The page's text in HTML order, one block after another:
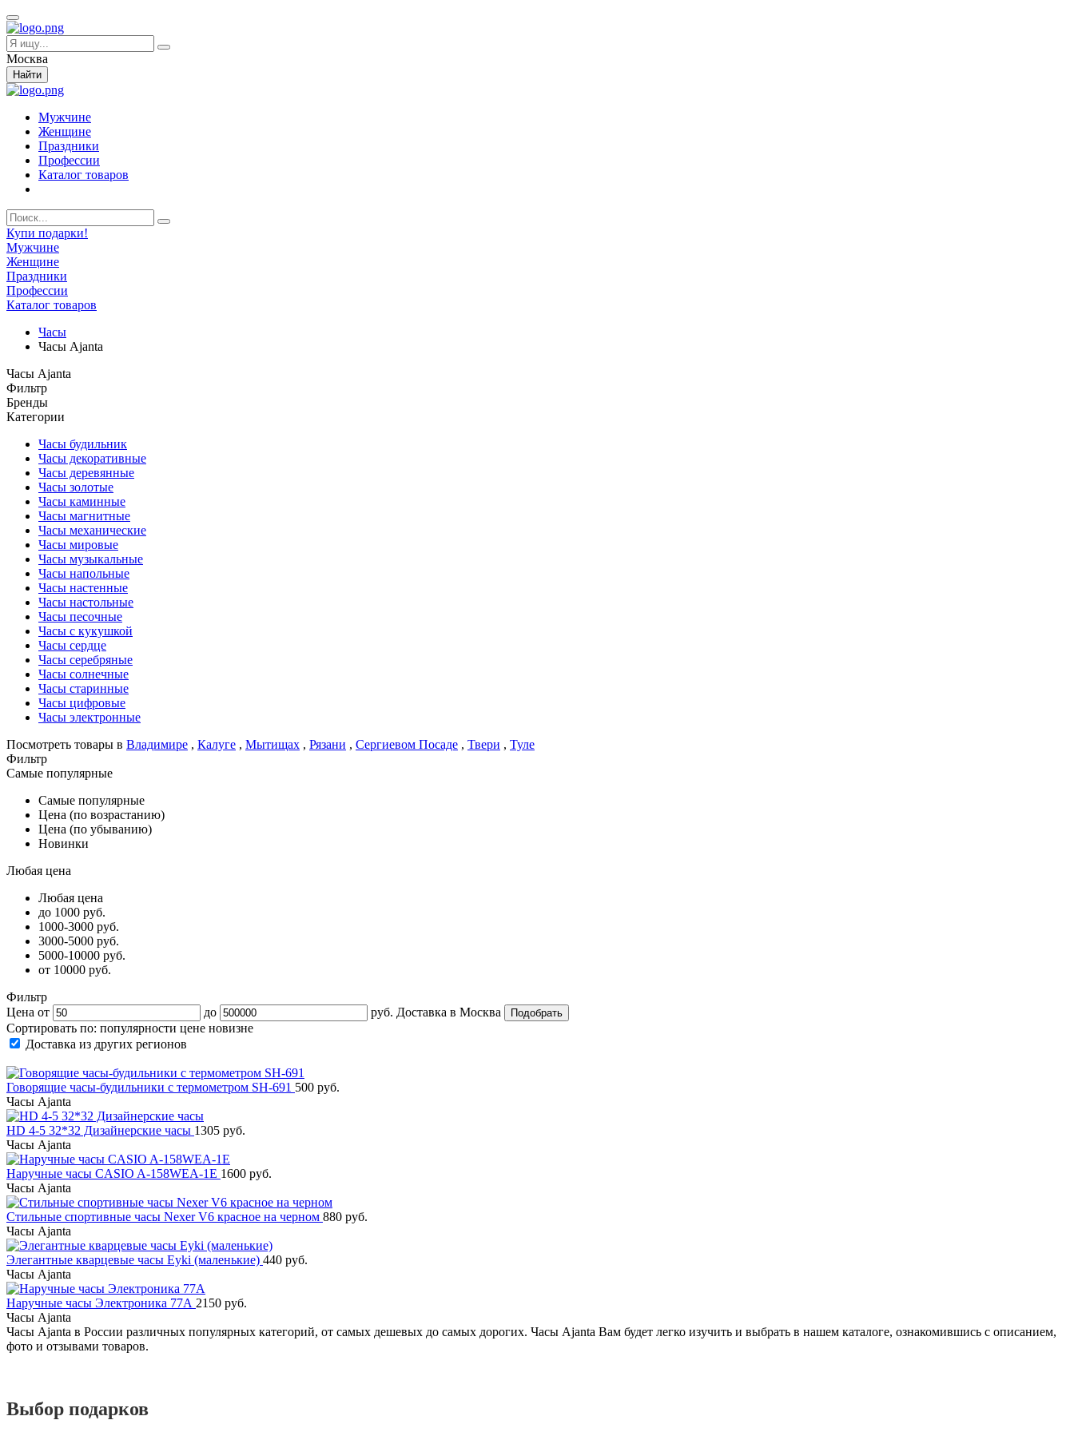
Москва
Найти
Мужчине
Женщине
Праздники
Профессии
Каталог товаров
Купи подарки!
Мужчине
Женщине
Праздники
Профессии
Каталог товаров
Часы
Часы Ajanta
Часы Ajanta
Фильтр
Бренды
Категории
Часы будильник
Часы декоративные
Часы деревянные
Часы золотые
Часы каминные
Часы магнитные
Часы механические
Часы мировые
Часы музыкальные
Часы напольные
Часы настенные
Часы настольные
Часы песочные
Часы с кукушкой
Часы сердце
Часы серебряные
Часы солнечные
Часы старинные
Часы цифровые
Часы электронные
Посмотреть товары в Владимире , Калуге , Мытищах , Рязани , Сергиевом Посаде , Твери , Туле
Фильтр
Самые популярные
Самые популярные
Цена (по возрастанию)
Цена (по убыванию)
Новинки
Любая цена
Любая цена
до 1000 руб.
1000-3000 руб.
3000-5000 руб.
5000-10000 руб.
от 10000 руб.
Фильтр
Цена от
до руб. Доставка в Москва
Сортировать по: популярности цене новизне
Доставка из других регионов
Говорящие часы-будильники с термометром SH-691 500 руб.
Часы Ajanta
HD 4-5 32*32 Дизайнерские часы 1305 руб.
Часы Ajanta
Наручные часы CASIO A-158WEA-1E 1600 руб.
Часы Ajanta
Стильные спортивные часы Nexer V6 красное на черном 880 руб.
Часы Ajanta
Элегантные кварцевые часы Eyki (маленькие) 440 руб.
Часы Ajanta
Наручные часы Электроника 77А 2150 руб.
Часы Ajanta
Часы Ajanta в России различных популярных категорий, от самых дешевых до самых дорогих. Часы Ajanta Вам будет легко изучить и выбрать в нашем каталоге, ознакомившись с описанием,
фото и отзывами товаров.
Выбор подарков